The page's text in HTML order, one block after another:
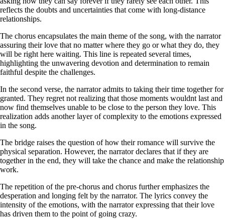
reflects the doubts and uncertainties that come with long-distance
relationships.
The chorus encapsulates the main theme of the song, with the narrator
assuring their love that no matter where they go or what they do, they
will be right here waiting. This line is repeated several times,
highlighting the unwavering devotion and determination to remain
faithful despite the challenges.
In the second verse, the narrator admits to taking their time together for
granted. They regret not realizing that those moments wouldnt last and
now find themselves unable to be close to the person they love. This
realization adds another layer of complexity to the emotions expressed
in the song.
The bridge raises the question of how their romance will survive the
physical separation. However, the narrator declares that if they are
together in the end, they will take the chance and make the relationship
work.
The repetition of the pre-chorus and chorus further emphasizes the
desperation and longing felt by the narrator. The lyrics convey the
intensity of the emotions, with the narrator expressing that their love
has driven them to the point of going crazy.